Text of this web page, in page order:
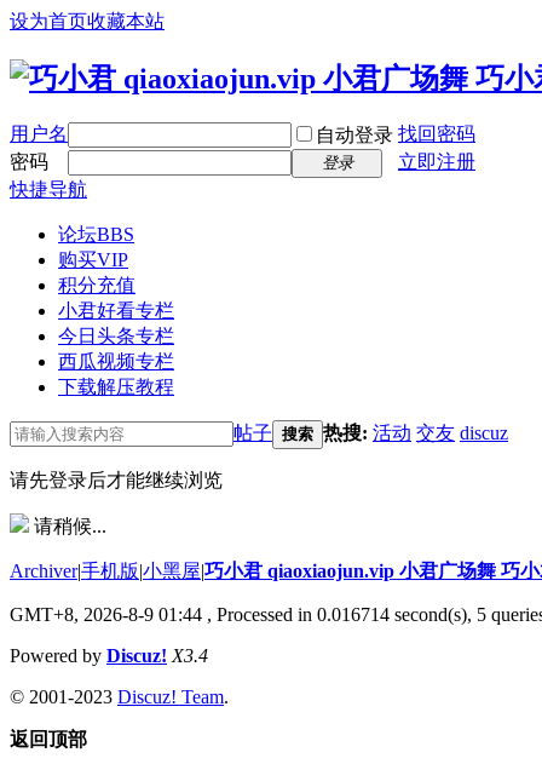
设为首页收藏本站
用户名 自动登录 找回密码
密码
登录
立即注册
快捷导航
论坛BBS
购买VIP
积分充值
小君好看专栏
今日头条专栏
西瓜视频专栏
下载解压教程
帖子 搜索 热搜: 活动 交友 discuz
请先登录后才能继续浏览
请稍候...
Archiver|手机版|小黑屋|巧小君 qiaoxiaojun.vip 小君广场舞 巧
GMT+8, 2026-8-9 01:44 , Processed in 0.016714 second(s), 5
Powered by Discuz! X3.4
© 2001-2023 Discuz! Team.
返回顶部